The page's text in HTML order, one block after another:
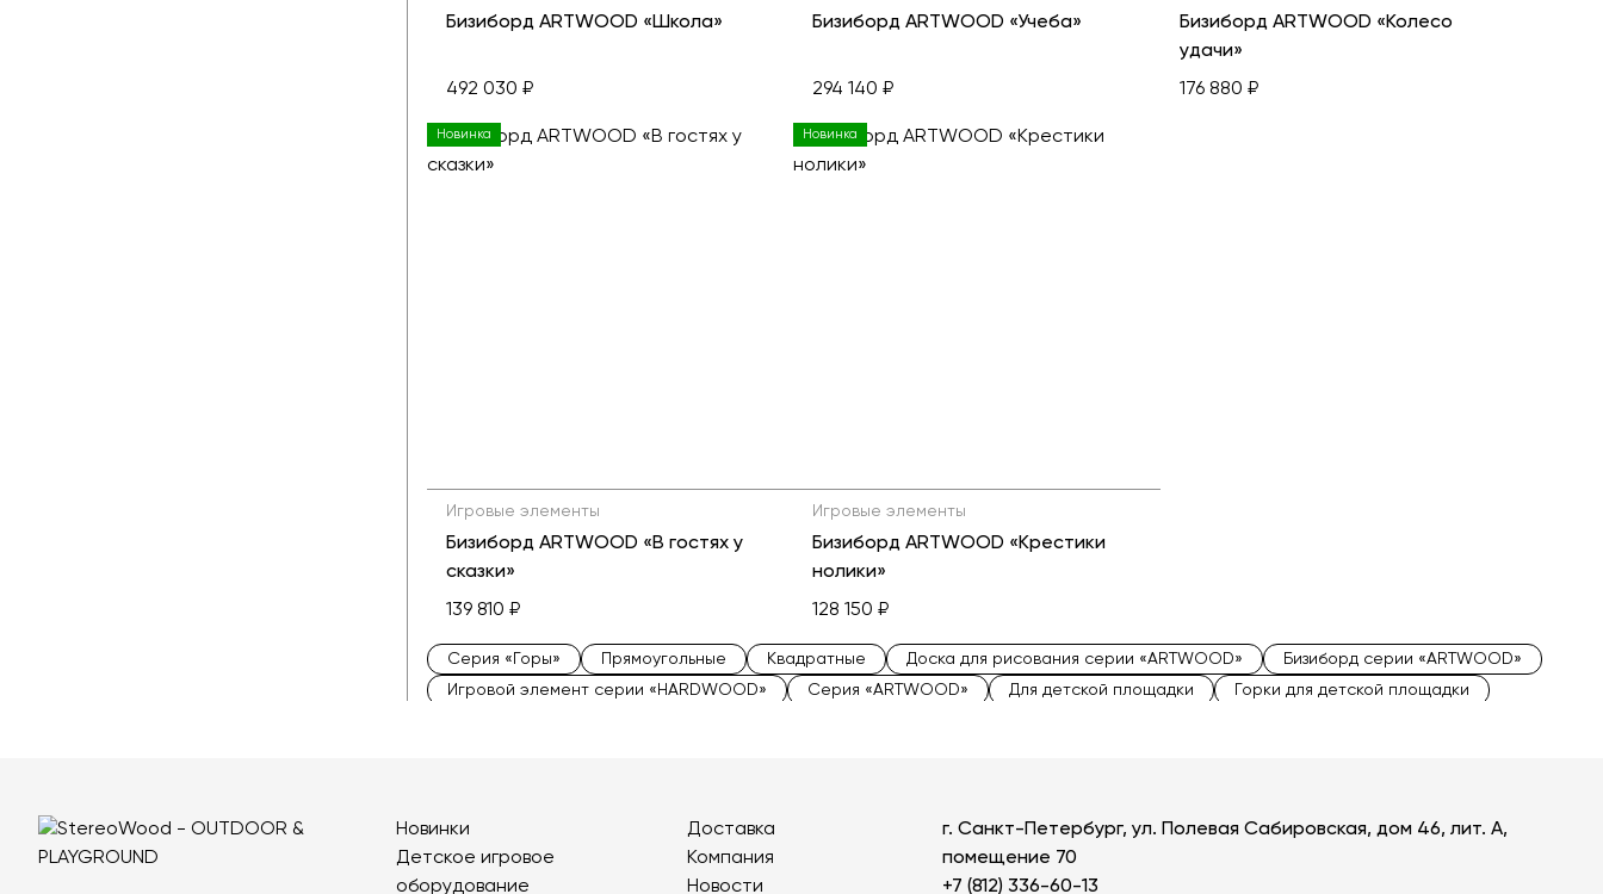
Бизиборд ARTWOOD «Школа»
492 030 ₽
Бизиборд ARTWOOD «Учеба»
294 140 ₽
Бизиборд ARTWOOD «Колесо
удачи»
176 880 ₽
Новинка
Игровые элементы
Бизиборд ARTWOOD «В гостях у
сказки»
139 810 ₽
Новинка
Игровые элементы
Бизиборд ARTWOOD «Крестики
нолики»
128 150 ₽
Серия «Горы» Прямоугольные Квадратные Доска для рисования серии «ARTWOOD»
Бизиборд серии «ARTWOOD»
Игровой элемент серии «HARDWOOD»
Серия «ARTWOOD» Для детской площадки
Горки для детской площадки
Новинки
Детское игровое
оборудование
Доставка
Компания
Новости
г. Санкт-Петербург, ул. Полевая Сабировская, дом 46, лит. А,
помещение 70
+7 (812) 336-60-13